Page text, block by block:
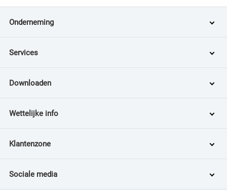
Onderneming
Services
Downloaden
Wettelijke info
Klantenzone
Sociale media